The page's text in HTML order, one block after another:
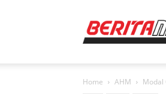
Home AHM Modal